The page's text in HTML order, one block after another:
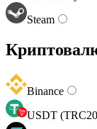
Steam
Binance
USDT